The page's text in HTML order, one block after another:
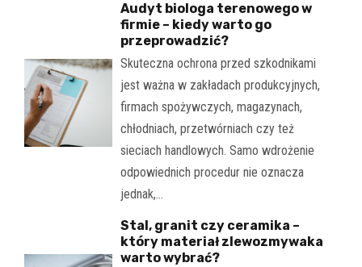
Audyt biologa terenowego w
firmie – kiedy warto go
przeprowadzić?
Skuteczna ochrona przed szkodnikami
jest ważna w zakładach produkcyjnych,
firmach spożywczych, magazynach,
chłodniach, przetwórniach czy też
sieciach handlowych. Samo wdrożenie
odpowiednich procedur nie oznacza
jednak,…
Stal, granit czy ceramika –
który materiał zlewozmywaka
warto wybrać?